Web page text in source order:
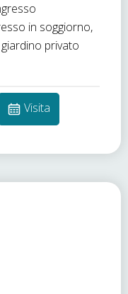
in soggiorno,
privato
Visita